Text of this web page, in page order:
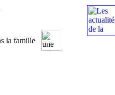
la famille